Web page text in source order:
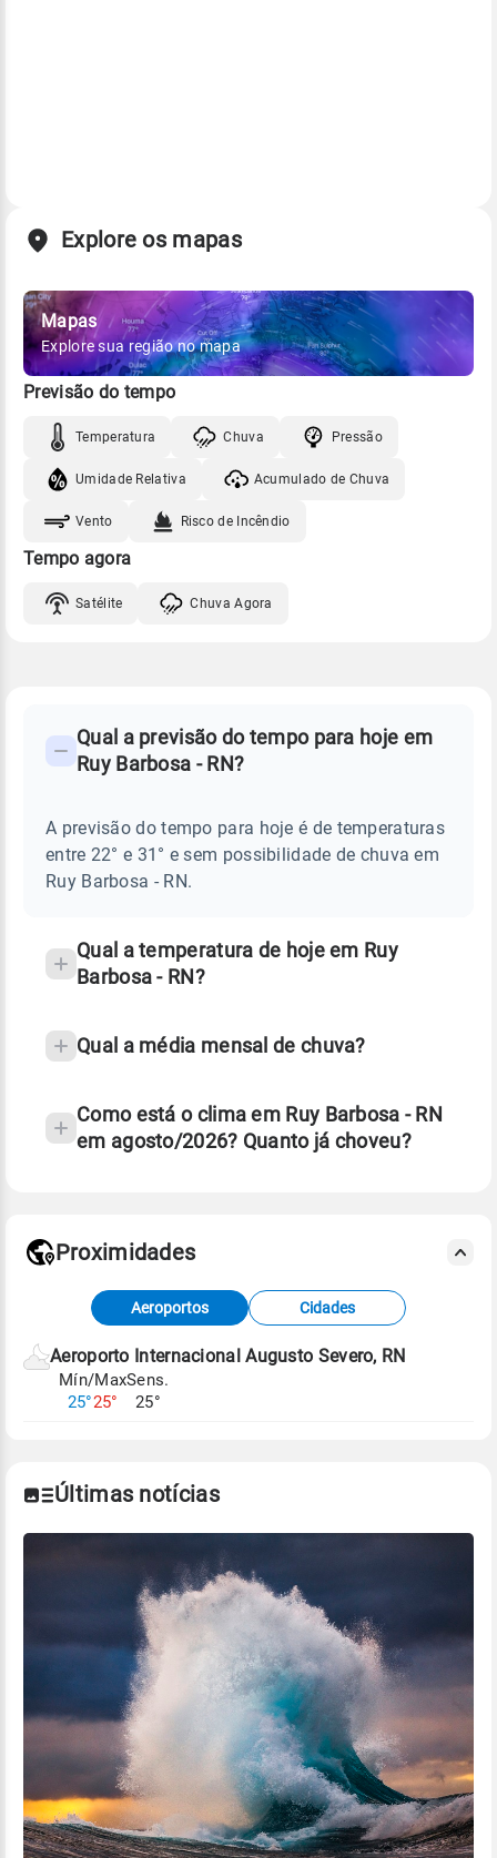
Explore os mapas
Mapas
Explore sua região no mapa
Previsão do tempo
Temperatura Chuva Pressão
Umidade Relativa Acumulado de Chuva
Vento Risco de Incêndio
Tempo agora
Satélite Chuva Agora
PREVISÃO
TEMPO
BARBOSA
Perguntas
sobre
chuva
Qual a previsão do tempo para hoje em
Ruy Barbosa - RN?
A previsão do tempo para hoje é de temperaturas
entre 22° e 31° e sem possibilidade de chuva em
Ruy Barbosa - RN.
Qual a temperatura de hoje em Ruy
Barbosa - RN?
Qual a média mensal de chuva?
Como está o clima em Ruy Barbosa - RN
em agosto/2026? Quanto já choveu?
Fonte: dados combinados de estações
meteorológicas e satélite do Centro de Previsão
de Tempo e Estudos Climáticos (CPTEC).
Para obter mais informações sobre os dados
Proximidades
Aeroportos Cidades
Aeroporto Internacional Augusto Severo, RN
Mín/Max
25°25°
Sens.
25°
Últimas notícias